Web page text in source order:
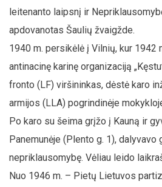
leitenanto laipsnį ir
apdovanotas Šaulių žvaigžde.
1940 m. persikėlė į Vilnių, kur 1942
antinacinę karinę organizaciją
fronto (LF) viršininkas, dėstė karo
armijos (LLA) pogrindinėje
Po karo su šeima grįžo į Kauną ir
Panemunėje (Plento g. 1), dalyvavo
nepriklausomybę. Vėliau leido
Nuo 1946 m. – Pietų Lietuvos